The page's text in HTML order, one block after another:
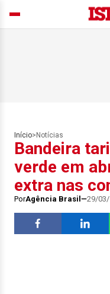
Início> Notícias
Bandeira
verde em
extra nas
PorAgência Brasil 29/03/